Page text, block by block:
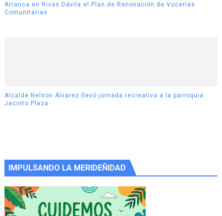
Arranca en Rivas Dávila el Plan de Renovación de Vocerías
Comunitarias
Alcalde Nelson Álvarez llevó jornada recreativa a la parroquia
Jacinto Plaza
IMPULSANDO LA MERIDEÑIDAD